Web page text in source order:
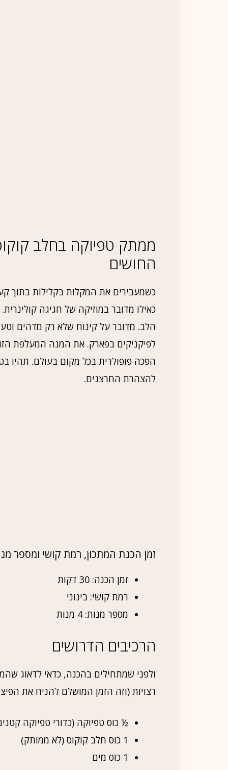
ממתק טפיוקה בחלב
החושים
כשמעבירים את המקלות בקלילות בתוך
כאילו מדובר במוזיקה של חגיגה
הלב. מדובר על קינוח שלא רק מדהים
לפיקניקים בפארק. את המנה המעלפת הזו
הפכה פופולרית בכל מקום בעולם. תהיו
להצהרת החרצנים.
זמן הכנת המתכון, רמת קושי ומספר
זמן הכנה: 30 דקות
רמת קושי: בינוני
מספר מנות: 4 מנות
הרכיבים הדרושים
ולפני שמתחילים בהכנה, כדאי לדאוג
רצויות (וזה הזמן המושלם להניח את
½ כוס טפיוקה (כדורי טפיוקה
1 כוס חלב קוקוס (לא ממותק)
1 כוס מים